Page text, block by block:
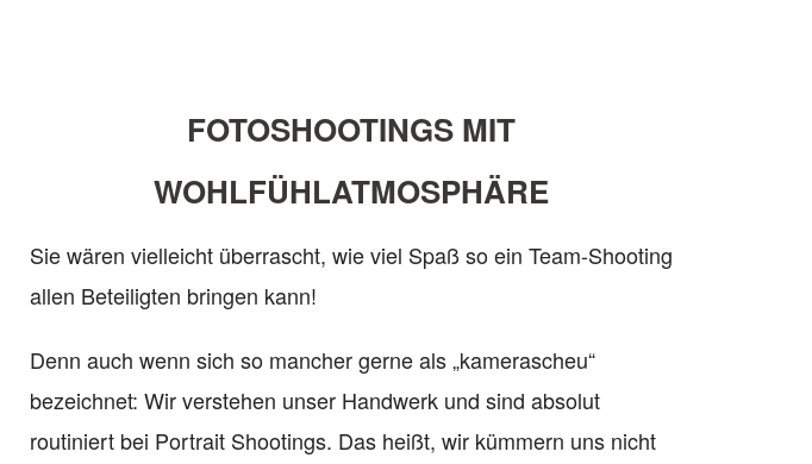
FOTOSHOOTINGS MIT
WOHLFÜHLATMOSPHÄRE
Sie wären vielleicht überrascht, wie viel Spaß so ein Team-Shooting
allen Beteiligten bringen kann!
Denn auch wenn sich so mancher gerne als „kamerascheu“
bezeichnet: Wir verstehen unser Handwerk und sind absolut
routiniert bei Portrait Shootings. Das heißt, wir kümmern uns nicht